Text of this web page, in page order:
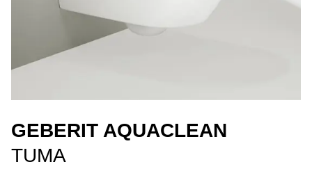
GEBERIT AQUACLEAN
TUMA